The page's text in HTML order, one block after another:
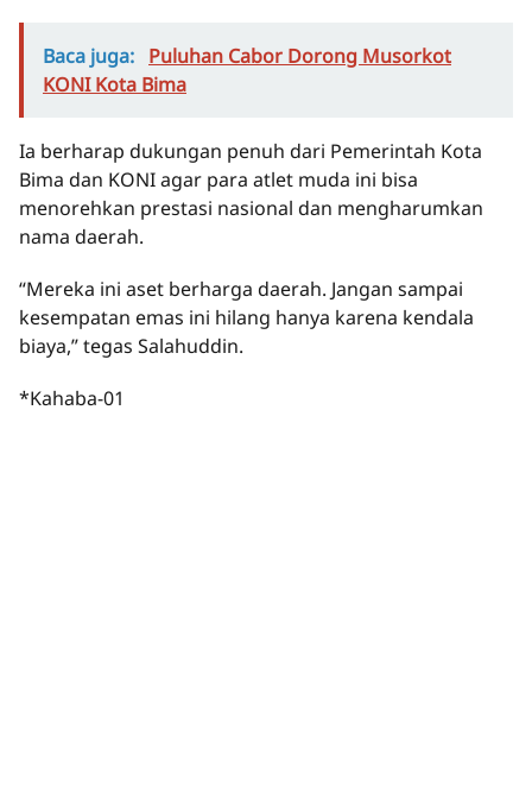
Baca juga: Puluhan Cabor Dorong Musorkot
KONI Kota Bima
Ia berharap dukungan penuh dari Pemerintah Kota
Bima dan KONI agar para atlet muda ini bisa
menorehkan prestasi nasional dan mengharumkan
nama daerah.
“Mereka ini aset berharga daerah. Jangan sampai
kesempatan emas ini hilang hanya karena kendala
biaya,” tegas Salahuddin.
*Kahaba-01